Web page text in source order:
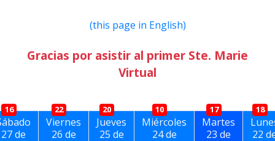
(this page in English)
Gracias por asistir al primer Ste. Marie
Virtual
16
27 de
22
Viernes
26 de
20
Jueves
25 de
10
Miércoles
24 de
17
Martes
23 de
18
22